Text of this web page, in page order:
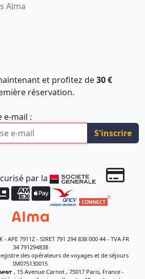
Alma
et profitez de30 €
réservation.
e-mail :
S'inscrire
par la
APE 7911Z - SIRET 791 294 838 000 44 - TVA FR
34 791294838
des opérateurs de voyages et de séjours
IM075130015
, 15 Avenue Carnot , 75017 Paris, France -